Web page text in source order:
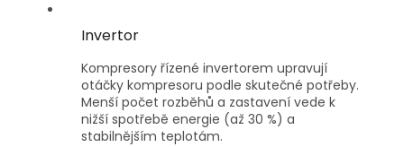
Invertor
Kompresory řízené invertorem upravují
otáčky kompresoru podle skutečné potřeby.
Menší počet rozběhů a zastavení vede k
nižší spotřebě energie (až 30 %) a
stabilnějším teplotám.